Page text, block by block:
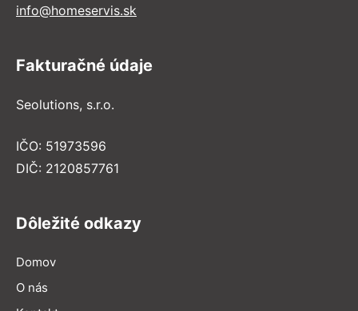
info@homeservis.sk
Fakturačné údaje
Seolutions, s.r.o.
IČO: 51973596
DIČ: 2120857761
Dôležité odkazy
Domov
O nás